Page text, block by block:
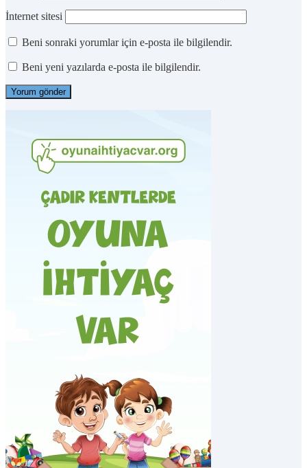
İnternet sitesi
Beni sonraki yorumlar için e-posta ile bilgilendir.
Beni yeni yazılarda e-posta ile bilgilendir.